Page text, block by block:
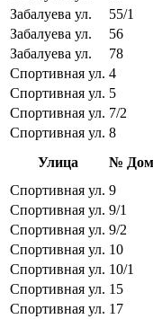
Забалуева ул.
55/1
Забалуева ул.
56
Забалуева ул.
78
Спортивная ул. 4
Спортивная ул. 5
Спортивная ул. 7/2
Спортивная ул. 8
Улица
№
Спортивная ул. 9
Спортивная ул. 9/1
Спортивная ул. 9/2
Спортивная ул. 10
Спортивная ул. 10/1
Спортивная ул. 15
Спортивная ул. 17